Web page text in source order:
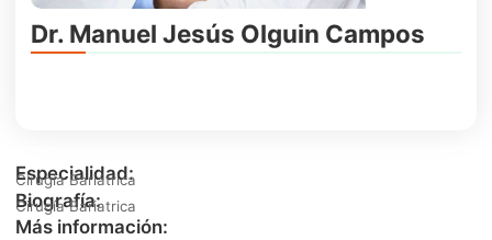
Dr. Manuel Jesús Olguin Campos
Especialidad:
Cirugía Bariátrica
Biografía:
Cirugía Bariatrica
Más información: